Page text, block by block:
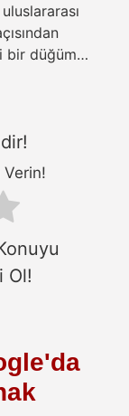
bir düğüm…
Verin!
Ol!